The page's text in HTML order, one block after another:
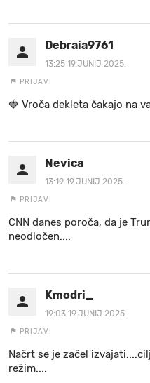
Debraia9761
13:25 19.JUNIJ 2025.
PRIJAVI
🍓 Vr oč a d e k le ta ča ka jo na
Nevica
13:19 19.JUNIJ 2025.
PRIJAVI
CNN danes poroča, da je
neodločen....
Kmodri_
19:03 19.JUNIJ 2025.
PRIJAVI
Načrt se je začel
režim....